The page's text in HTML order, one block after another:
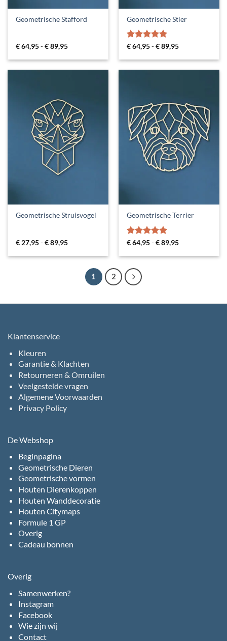
Geometrische Stafford
€64,95-€89,95Prijsklasse:
tot
Geometrische Stier
Gewaardeerd
€64,95-€89,95Prijsklasse:
tot
Geometrische Struisvogel
€ 27,95-€89,95Prijsklasse:
tot
Geometrische Terrier
Gewaardeerd
€64,95-€89,95Prijsklasse:
tot
1 2
Klantenservice
Kleuren
Garantie & Klachten
Retourneren & Omruilen
Veelgestelde vragen
Algemene Voorwaarden
Privacy Policy
De Webshop
Beginpagina
Geometrische Dieren
Geometrische vormen
Houten Dierenkoppen
Houten Wanddecoratie
Houten Citymaps
Formule 1 GP
Overig
Cadeau bonnen
Overig
Samenwerken?
Instagram
Facebook
Wie zijn wij
Contact